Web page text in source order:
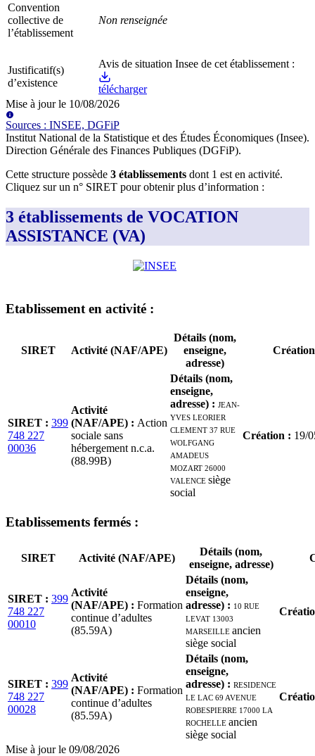
Convention
collective de
l’établissement
Non renseignée
Justificatif(s)
d’existence
Avis de situation Insee de cet établissement :
télécharger
Mise à jour le 10/08/2026
Sources : INSEE, DGFiP
Institut National de la Statistique et des Études Économiques (Insee).
Direction Générale des Finances Publiques (DGFiP).
Cette structure possède 3 établissements dont 1 est en activité.
Cliquez sur un n° SIRET pour obtenir plus d’information :
3 établissements de VOCATION
ASSISTANCE (VA)
Etablissement en activité :
SIRET Activité (NAF/APE)
Détails (nom,
enseigne,
adresse)
Création
SIRET : 399
748 227
00036
Activité
(NAF/APE) : Action
sociale sans
hébergement n.c.a.
(88.99B)
Détails (nom,
enseigne,
adresse) : JEAN-
YVES LEORIER
CLEMENT 37 RUE
WOLFGANG
AMADEUS
MOZART 26000
VALENCEsiège
social
Création : 19/
Etablissements fermés :
SIRET Activité (NAF/APE)
Détails (nom,
enseigne, adresse)
SIRET : 399
748 227
00010
Activité
(NAF/APE) : Formation
continue d’adultes
(85.59A)
Détails (nom,
enseigne,
adresse) : 10 RUE
LEVAT 13003
MARSEILLEancien
siège social
SIRET : 399
748 227
00028
Activité
(NAF/APE) : Formation
continue d’adultes
(85.59A)
Détails (nom,
enseigne,
adresse) : RESIDENCE
LE LAC 69 AVENUE
ROBESPIERRE 17000 LA
ROCHELLEancien
siège social
Mise à jour le 09/08/2026